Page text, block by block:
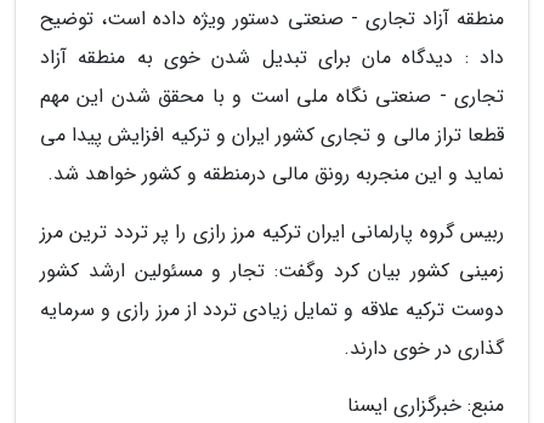
منطقه آزاد تجاری - صنعتی دستور ویژه داده است، توضیح
داد : دیدگاه مان برای تبدیل شدن خوی به منطقه آزاد
تجاری - صنعتی نگاه ملی است و با محقق شدن این مهم
قطعا تراز مالی و تجاری کشور ایران و ترکیه افزایش پیدا می
نماید و این منجربه رونق مالی درمنطقه و کشور خواهد شد.
ربیس گروه پارلمانی ایران ترکیه مرز رازی را پر تردد ترین مرز
زمینی کشور بیان کرد وگفت: تجار و مسئولین ارشد کشور
دوست ترکیه علاقه و تمایل زیادی تردد از مرز رازی و سرمایه
گذاری در خوی دارند.
منبع: خبرگزاری ایسنا